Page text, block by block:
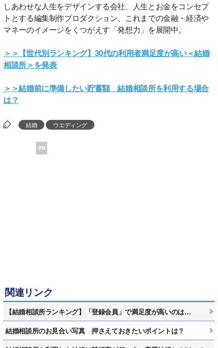
しあわせな人生をデザインする会社、人生とお金をコンセプ
トとする編集制作プロダクション。これまでの金融・経済や
マネーのイメージをくつがえす「発想力」を展開中。
＞＞【世代別ランキング】30代の利用者満足度が高い＜結婚
相談所＞を発表
＞＞結婚前に準備したい貯蓄額 結婚相談所を利用する場合
は？
結婚 ウエディング
PR
関連リンク
【結婚相談所ランキング】「登録会員」で満足度が高いのは…
結婚相談所のお見合い写真 押さえておきたいポイントは？